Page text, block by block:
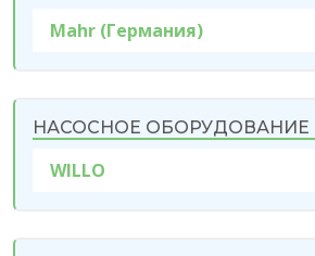
Mahr (Германия)
НАСОСНОЕ ОБОРУДОВАНИЕ
WILLO